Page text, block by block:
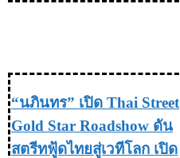
“นภินทร” เปิด Thai Street
Gold Star Roadshow ดัน
สตรีทฟู้ดไทยสู่เวทีโลก เปิด